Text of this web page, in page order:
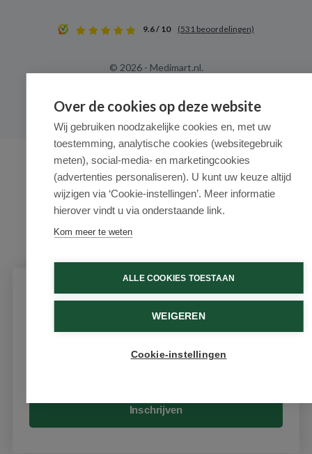
9.6 / 10 (531 beoordelingen)
© 2026 - Medimart.nl.
Over de cookies op deze website
Wij gebruiken noodzakelijke cookies en, met uw
toestemming, analytische cookies (websitegebruik
meten), social-media- en marketingcookies
(advertenties personaliseren). U kunt uw keuze altijd
wijzigen via ‘Cookie-instellingen’. Meer informatie
hierover vindt u via onderstaande link.
Kom meer te weten
ALLE COOKIES TOESTAAN
WEIGEREN
Cookie-instellingen
Schrijf je in voor onze nieuwsbrief
Ontvang als eerste de beste aanbiedingen en persoonlijk
advies
Inschrijven